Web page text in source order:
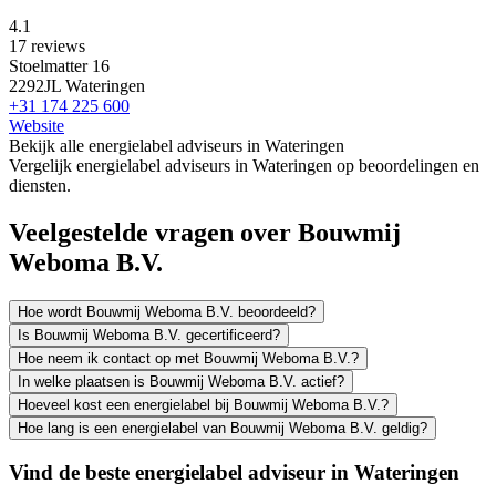
4.1
17 reviews
Stoelmatter 16
2292JL Wateringen
+31 174 225 600
Website
Bekijk alle energielabel adviseurs in Wateringen
Vergelijk energielabel adviseurs in Wateringen op beoordelingen en
diensten.
Veelgestelde vragen over Bouwmij
Weboma B.V.
Hoe wordt Bouwmij Weboma B.V. beoordeeld?
Is Bouwmij Weboma B.V. gecertificeerd?
Hoe neem ik contact op met Bouwmij Weboma B.V.?
In welke plaatsen is Bouwmij Weboma B.V. actief?
Hoeveel kost een energielabel bij Bouwmij Weboma B.V.?
Hoe lang is een energielabel van Bouwmij Weboma B.V. geldig?
Vind de beste energielabel adviseur in Wateringen